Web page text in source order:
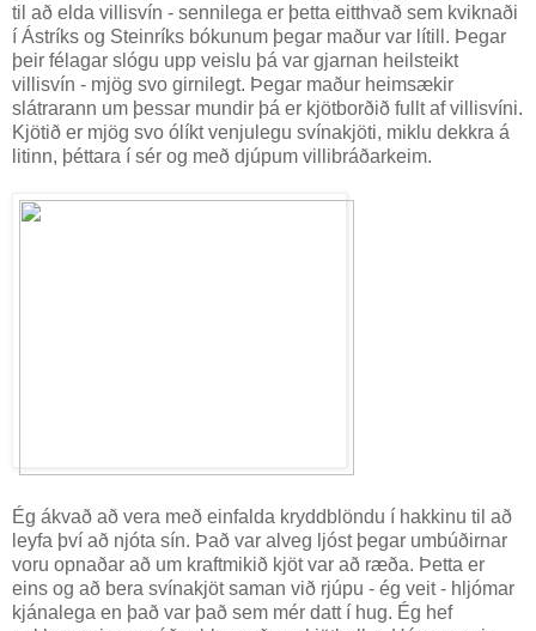
til að elda villisvín - sennilega er þetta eitthvað sem kviknaði
í Ástríks og Steinríks bókunum þegar maður var lítill. Þegar
þeir félagar slógu upp veislu þá var gjarnan heilsteikt
villisvín - mjög svo girnilegt. Þegar maður heimsækir
slátrarann um þessar mundir þá er kjötborðið fullt af villisvíni.
Kjötið er mjög svo ólíkt venjulegu svínakjöti, miklu dekkra á
litinn, þéttara í sér og með djúpum villibráðarkeim.
Ég ákvað að vera með einfalda kryddblöndu í hakkinu til að
leyfa því að njóta sín. Það var alveg ljóst þegar umbúðirnar
voru opnaðar að um kraftmikið kjöt var að ræða. Þetta er
eins og að bera svínakjöt saman við rjúpu - ég veit - hljómar
kjánalega en það var það sem mér datt í hug. Ég hef